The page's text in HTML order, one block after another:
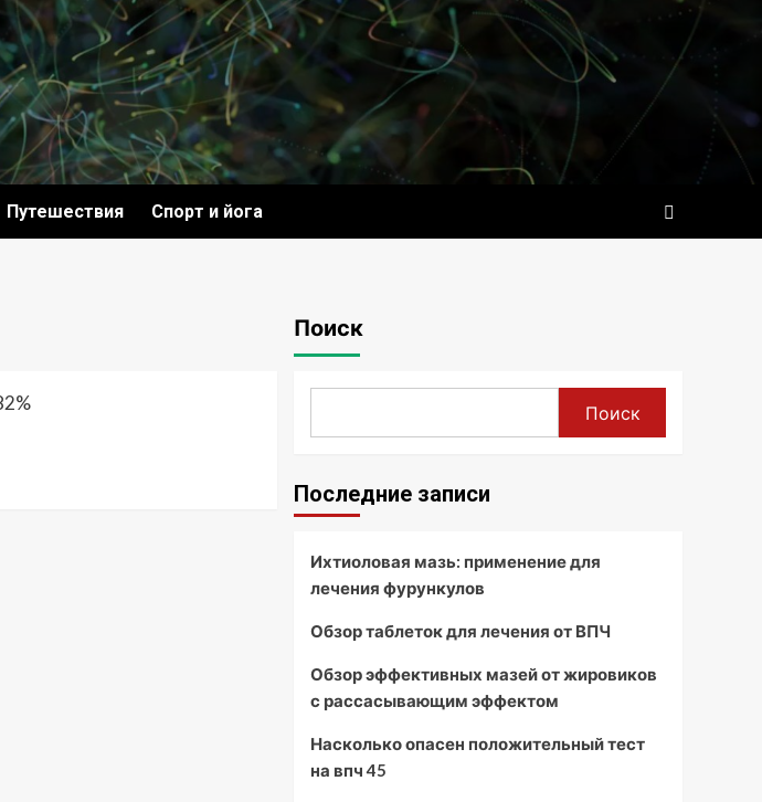
Путешествия Спорт и йога
Поиск
Поиск
Последние записи
Ихтиоловая мазь: применение для
лечения фурункулов
Обзор таблеток для лечения от ВПЧ
Обзор эффективных мазей от жировиков
с рассасывающим эффектом
Насколько опасен положительный тест
на впч 45